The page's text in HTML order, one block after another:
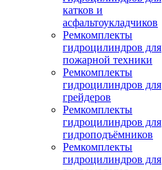
катков и
асфальтоукладчиков
Ремкомплекты
гидроцилиндров для
пожарной техники
Ремкомплекты
гидроцилиндров для
грейдеров
Ремкомплекты
гидроцилиндров для
гидроподъёмников
Ремкомплекты
гидроцилиндров для